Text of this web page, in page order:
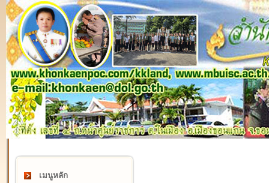
เมนูหลัก